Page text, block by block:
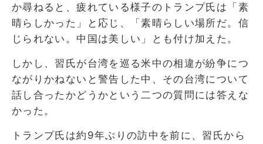
か尋ねると、疲れている様子のトランプ氏は「素
晴らしかった」と応じ、「素晴らしい場所だ。信
じられない。中国は美しい」とも付け加えた。
しかし、習氏が台湾を巡る米中の相違が紛争につ
ながりかねないと警告した中、その台湾について
話し合ったかどうかという二つの質問には答えな
かった。
トランプ氏は約9年ぶりの訪中を前に、習氏から